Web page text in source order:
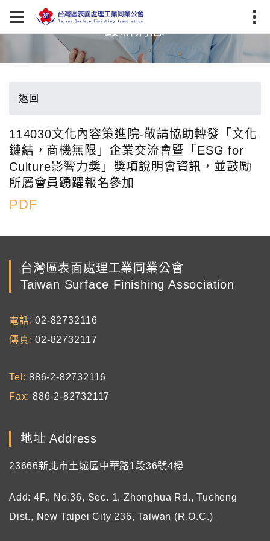
最新消息
返回
114030文化內容策進院-敬請協助轉發「文化
鏈結，商機無限」企業交流會暨「ESG for
Culture影響力獎」獎項說明會資訊，並鼓勵
所屬會員踴躍報名參加
PDF
台灣區表面處理工業同業公會
Taiwan Surface Finishing Association
電話
02-82732116
傳真
02-82732117
Tel
886-2-82732116
Fax 886-2-82732117
地址 Address
23666新北市土城區中華路1段36號4樓
Add: 4F., No.36, Sec. 1, Zhonghua Rd., Tucheng
Dist., New Taipei City 236, Taiwan (R.O.C.)